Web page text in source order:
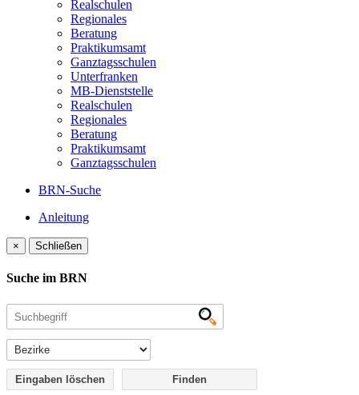
Realschulen
Regionales
Beratung
Praktikumsamt
Ganztagsschulen
Unterfranken
MB-Dienststelle
Realschulen
Regionales
Beratung
Praktikumsamt
Ganztagsschulen
BRN-Suche
Anleitung
× Schließen
Suche im BRN
Eingaben löschen